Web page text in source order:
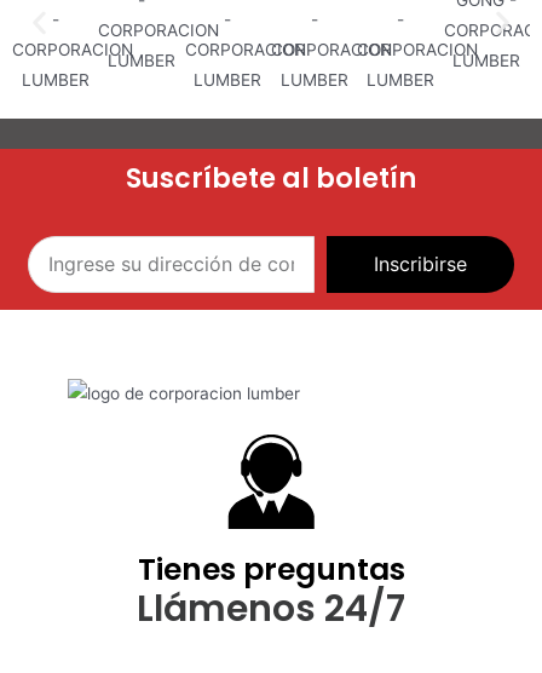
Suscríbete al boletín
Inscribirse
Tienes preguntas
Llámenos 24/7